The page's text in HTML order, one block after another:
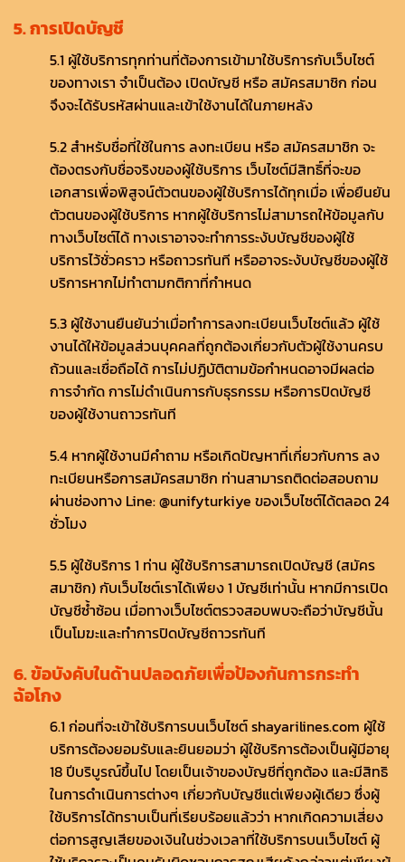
5. การเปิดบัญชี
5.1 ผู้ใช้บริการทุกท่านที่ต้องการเข้ามาใช้บริการกับเว็บไซต์
ของทางเรา จำเป็นต้อง เปิดบัญชี หรือ สมัครสมาชิก ก่อน
จึงจะได้รับรหัสผ่านและเข้าใช้งานได้ในภายหลัง
5.2 สำหรับชื่อที่ใช้ในการ ลงทะเบียน หรือ สมัครสมาชิก จะ
ต้องตรงกับชื่อจริงของผู้ใช้บริการ เว็บไซต์มีสิทธิ์ที่จะขอ
เอกสารเพื่อพิสูจน์ตัวตนของผู้ใช้บริการได้ทุกเมื่อ เพื่อยืนยัน
ตัวตนของผู้ใช้บริการ หากผู้ใช้บริการไม่สามารถให้ข้อมูลกับ
ทางเว็บไซต์ได้ ทางเราอาจจะทำการระงับบัญชีของผู้ใช้
บริการไว้ชั่วคราว หรือถาวรทันที หรืออาจระงับบัญชีของผู้ใช้
บริการหากไม่ทำตามกติกาที่กำหนด
5.3 ผู้ใช้งานยืนยันว่าเมื่อทำการลงทะเบียนเว็บไซต์แล้ว ผู้ใช้
งานได้ให้ข้อมูลส่วนบุคคลที่ถูกต้องเกี่ยวกับตัวผู้ใช้งานครบ
ถ้วนและเชื่อถือได้ การไม่ปฏิบัติตามข้อกำหนดอาจมีผลต่อ
การจำกัด การไม่ดำเนินการกับธุรกรรม หรือการปิดบัญชี
ของผู้ใช้งานถาวรทันที
5.4 หากผู้ใช้งานมีคำถาม หรือเกิดปัญหาที่เกี่ยวกับการ ลง
ทะเบียนหรือการสมัครสมาชิก ท่านสามารถติดต่อสอบถาม
ผ่านช่องทาง Line: @unifyturkiye ของเว็บไซต์ได้ตลอด 24
ชั่วโมง
5.5 ผู้ใช้บริการ 1 ท่าน ผู้ใช้บริการสามารถเปิดบัญชี (สมัคร
สมาชิก) กับเว็บไซต์เราได้เพียง 1 บัญชีเท่านั้น หากมีการเปิด
บัญชีซ้ำซ้อน เมื่อทางเว็บไซต์ตรวจสอบพบจะถือว่าบัญชีนั้น
เป็นโมฆะและทำการปิดบัญชีถาวรทันที
6. ข้อบังคับในด้านปลอดภัยเพื่อป้องกันการกระทำ
ฉ้อโกง
6.1 ก่อนที่จะเข้าใช้บริการบนเว็บไซต์ shayarilines.com ผู้ใช้
บริการต้องยอมรับและยินยอมว่า ผู้ใช้บริการต้องเป็นผู้มีอายุ
18 ปีบริบูรณ์ขึ้นไป โดยเป็นเจ้าของบัญชีที่ถูกต้อง และมีสิทธิ
ในการดำเนินการต่างๆ เกี่ยวกับบัญชีแต่เพียงผู้เดียว ซึ่งผู้
ใช้บริการได้ทราบเป็นที่เรียบร้อยแล้วว่า หากเกิดความเสี่ยง
ต่อการสูญเสียของเงินในช่วงเวลาที่ใช้บริการบนเว็บไซต์ ผู้